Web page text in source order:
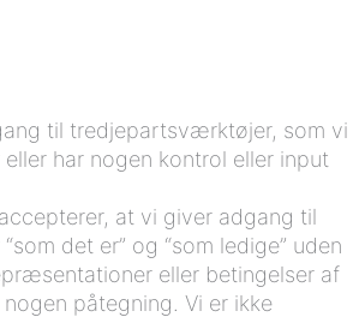
til tredjepartsværktøjer, som vi
har nogen kontrol eller input
at vi giver adgang til
det er” og “som ledige” uden
eller betingelser af
påtegning. Vi er ikke